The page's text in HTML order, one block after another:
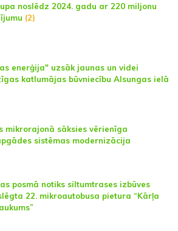
noslēdz 2024. gadu ar 220 miljonu
(2)
enerģija" uzsāk jaunas un videi
katlumājas būvniecību Alsungas ielā
mikrorajonā sāksies vērienīga
sistēmas modernizācija
posmā notiks siltumtrases izbūves
22. mikroautobusa pietura “Kārļa